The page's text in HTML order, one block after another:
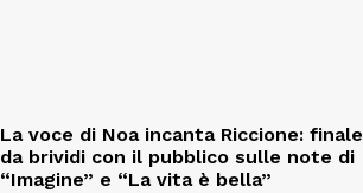
La voce di Noa incanta Riccione: finale
da brividi con il pubblico sulle note di
“Imagine” e “La vita è bella”